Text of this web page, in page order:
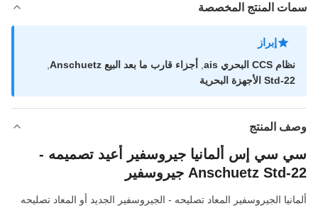
سمات المنتج المخصصة
إبراز
نظام CCS البحري ais أجزاء قارب ما بعد البيع Anschuetz
Std-22 الأجهزة البحرية
وصف المنتج
سي سي إس ألمانيا جيروسفير أعيد تصميمه -
Anschuetz Std-22 جيروسفير
ألمانيا الجيروسفير المعاد تصليحه - الجيروسفير الجديد أو المعاد تصليحه